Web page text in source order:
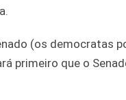
(os democratas
primeiro que o